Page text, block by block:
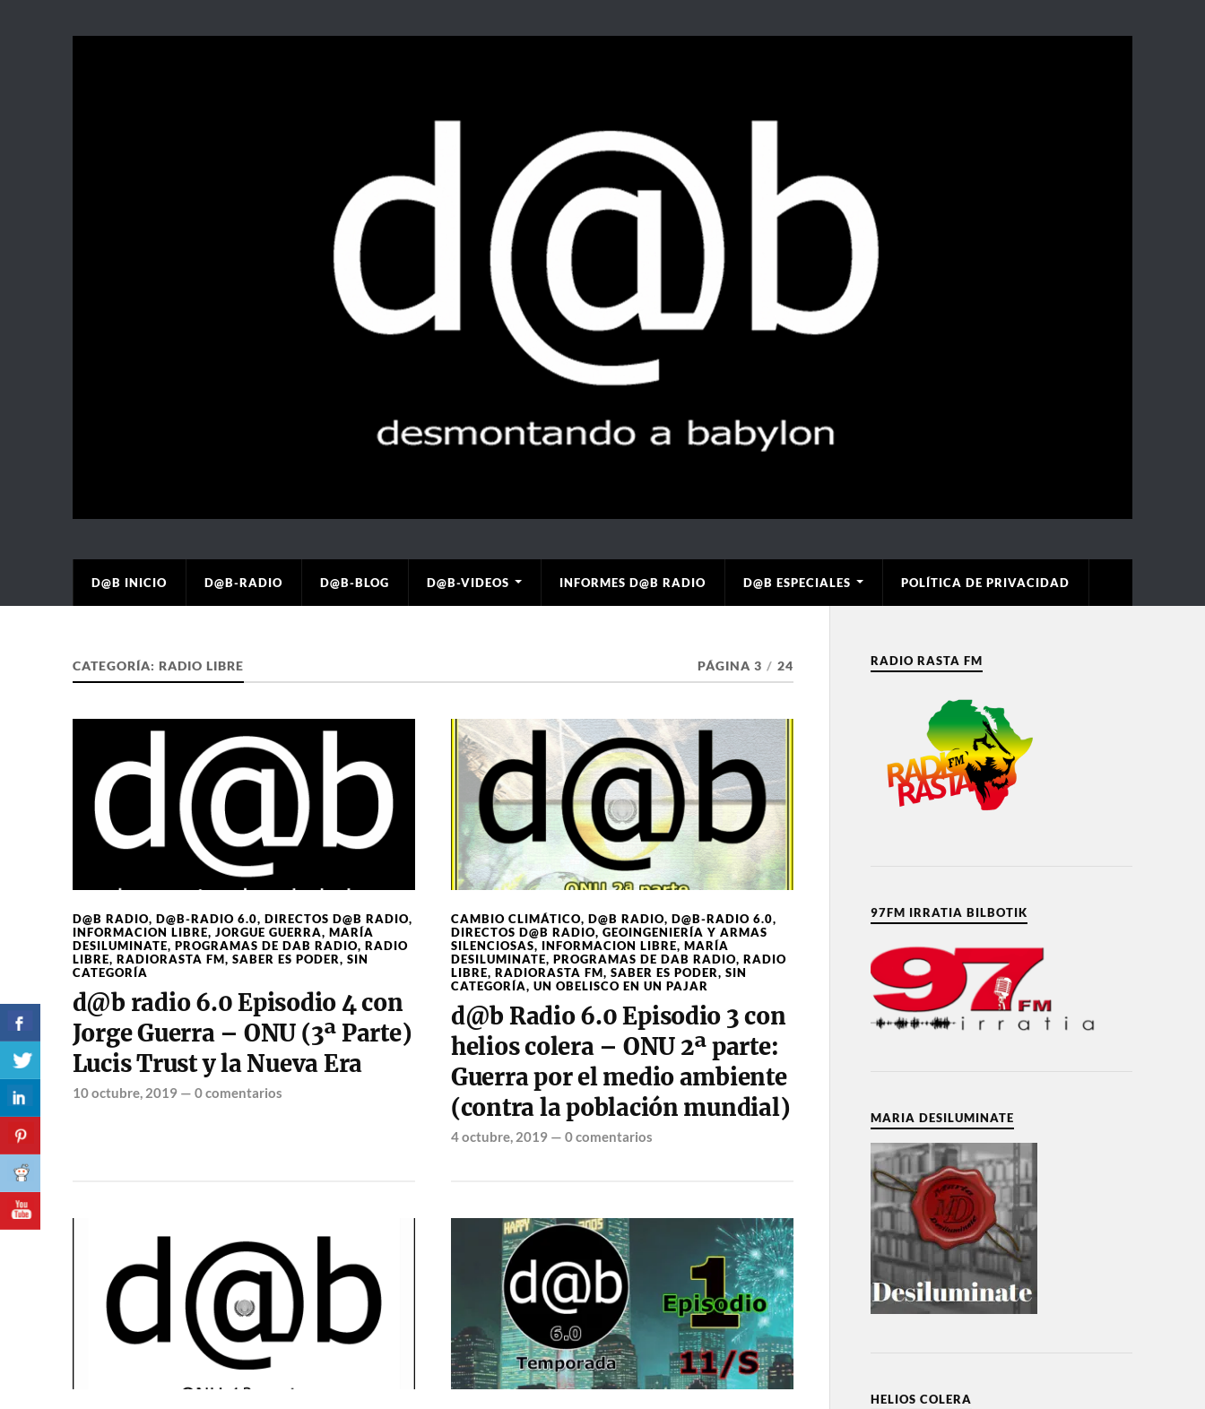
D@B INICIO D@B-RADIO D@B-BLOG D@B-VIDEOS INFORMES D@B RADIO D@B ESPECIALES POLÍTICA DE PRIVACIDAD
CATEGORÍA: RADIO LIBRE PÁGINA 3 / 24
D@B RADIO, D@B-RADIO 6.0, DIRECTOS D@B RADIO,
INFORMACION LIBRE, JORGUE GUERRA, MARÍA
DESILUMINATE, PROGRAMAS DE DAB RADIO, RADIO
LIBRE, RADIORASTA FM, SABER ES PODER, SIN
CATEGORÍA
d@b radio 6.0 Episodio 4 con
Jorge Guerra – ONU (3ª Parte)
Lucis Trust y la Nueva Era
10 octubre, 2019— 0 comentarios
CAMBIO CLIMÁTICO, D@B RADIO, D@B-RADIO 6.0,
DIRECTOS D@B RADIO, GEOINGENIERÍA Y ARMAS
SILENCIOSAS, INFORMACION LIBRE, MARÍA
DESILUMINATE, PROGRAMAS DE DAB RADIO, RADIO
LIBRE, RADIORASTA FM, SABER ES PODER, SIN
CATEGORÍA, UN OBELISCO EN UN PAJAR
d@b Radio 6.0 Episodio 3 con
helios colera – ONU 2ª parte:
Guerra por el medio ambiente
(contra la población mundial)
4 octubre, 2019— 0 comentarios
RADIO RASTA FM
97FM IRRATIA BILBOTIK
MARIA DESILUMINATE
HELIOS COLERA